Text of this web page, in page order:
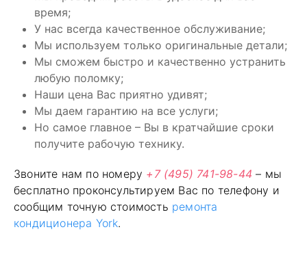
время;
У нас всегда качественное обслуживание;
Мы используем только оригинальные детали;
Мы сможем быстро и качественно устранить
любую поломку;
Наши цена Вас приятно удивят;
Мы даем гарантию на все услуги;
Но самое главное – Вы в кратчайшие сроки
получите рабочую технику.
Звоните нам по номеру +7 (495) 741-98-44 – мы
бесплатно проконсультируем Вас по телефону и
сообщим точную стоимость ремонта
кондиционера York.